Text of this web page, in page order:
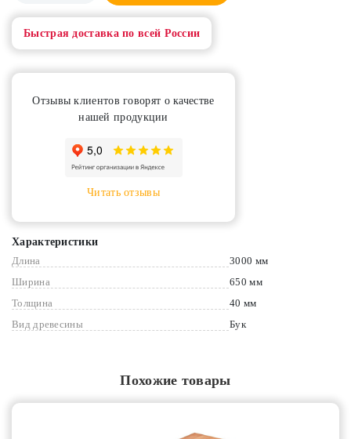
Быстрая доставка по всей России
Отзывы клиентов говорят о качестве
нашей продукции
Читать отзывы
Характеристики
Длина
3000 мм
Ширина
650 мм
Толщина
40 мм
Вид древесины
Бук
Похожие товары